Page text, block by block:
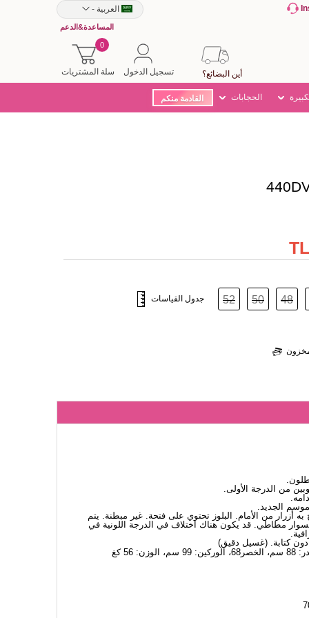
العربية -
المساعدة&الدعم
سلة المشتريات
0
تسجيل الدخول أين البضائع؟
الحجابات القادمة منكم
48
50
52 جدول القياسات
من الدرجة الأولى.
الجديد.
به أزرار من الأمام. البلوز تحتوي على فتحة. غير مبطنة. يتم
مطاطي. قد يكون هناك اختلاف في الدرجة اللونية في